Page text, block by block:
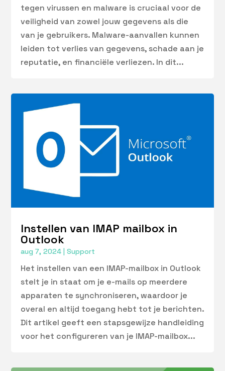
tegen virussen en malware is cruciaal voor de
veiligheid van zowel jouw gegevens als die
van je gebruikers. Malware-aanvallen kunnen
leiden tot verlies van gegevens, schade aan je
reputatie, en financiële verliezen. In dit...
Instellen van IMAP mailbox in
Outlook
aug 7, 2024 |Support
Het instellen van een IMAP-mailbox in Outlook
stelt je in staat om je e-mails op meerdere
apparaten te synchroniseren, waardoor je
overal en altijd toegang hebt tot je berichten.
Dit artikel geeft een stapsgewijze handleiding
voor het configureren van je IMAP-mailbox...